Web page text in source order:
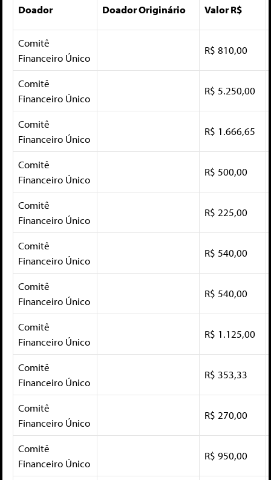
Doador Doador Originário Valor R$
Comitê
Financeiro Único
R$ 810,00
Comitê
Financeiro Único
R$ 5.250,00
Comitê
Financeiro Único
R$ 1.666,65
Comitê
Financeiro Único
R$ 500,00
Comitê
Financeiro Único
R$ 225,00
Comitê
Financeiro Único
R$ 540,00
Comitê
Financeiro Único
R$ 540,00
Comitê
Financeiro Único
R$ 1.125,00
Comitê
Financeiro Único
R$ 353,33
Comitê
Financeiro Único
R$ 270,00
Comitê
Financeiro Único
R$ 950,00